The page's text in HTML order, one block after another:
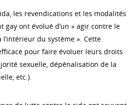
les revendications et les modalités
gay ont évolué d’un « agir contre le
l’intérieur du système ». Cette
pour faire évoluer leurs droits
sexuelle, dépénalisation de la
etc.).